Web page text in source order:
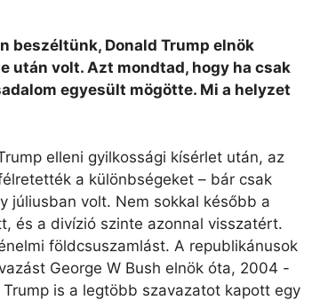
beszéltünk, Donald Trump elnök
után volt. Azt mondtad, hogy ha csak
egyesült mögötte. Mi a helyzet
elleni gyilkossági kísérlet után, az
a különbségeket – bár csak
júliusban volt. Nem sokkal később a
és a divízió szinte azonnal visszatért.
földcsuszamlást. A republikánusok
George W Bush elnök óta, 2004 -
is a legtöbb szavazatot kapott egy